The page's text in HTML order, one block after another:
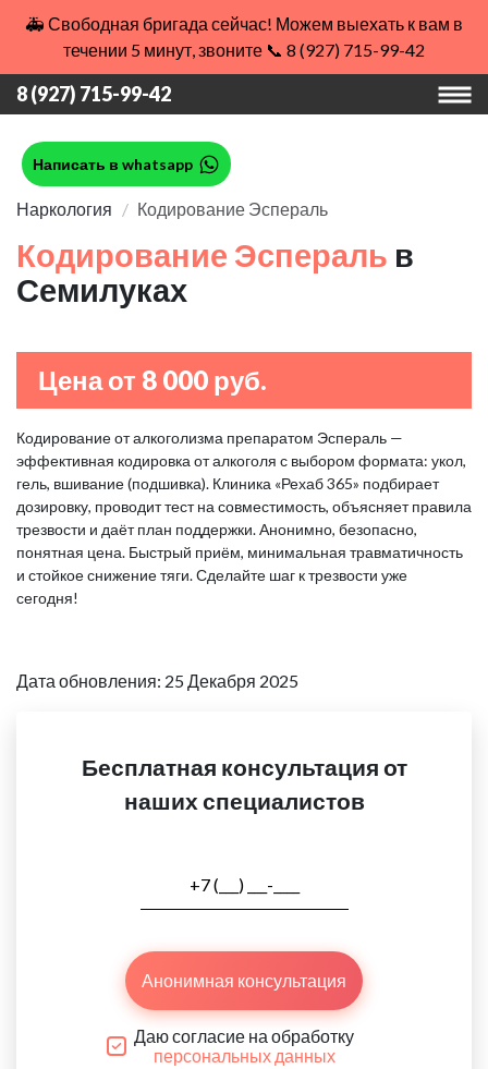
🚑 Свободная бригада сейчас! Можем выехать к вам в
течении 5 минут, звоните 📞 8 (927) 715-99-42
8 (927) 715-99-42
Написать в whatsapp
Наркология Кодирование Эспераль
Кодирование Эспераль в
Семилуках
Цена от 8 000 руб.
Кодирование от алкоголизма препаратом Эспераль —
эффективная кодировка от алкоголя с выбором формата: укол,
гель, вшивание (подшивка). Клиника «Рехаб 365» подбирает
дозировку, проводит тест на совместимость, объясняет правила
трезвости и даёт план поддержки. Анонимно, безопасно,
понятная цена. Быстрый приём, минимальная травматичность
и стойкое снижение тяги. Сделайте шаг к трезвости уже
сегодня!
Дата обновления: 25 Декабря 2025
Бесплатная консультация от
наших специалистов
Анонимная консультация
Даю согласие на обработку
персональных данных